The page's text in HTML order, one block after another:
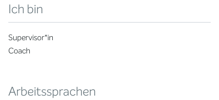
Ich bin
Supervisor*in
Coach
Arbeitssprachen